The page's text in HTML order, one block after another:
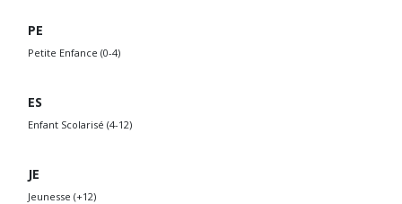
PE
Petite Enfance (0-4)
ES
Enfant Scolarisé (4-12)
JE
Jeunesse (+12)